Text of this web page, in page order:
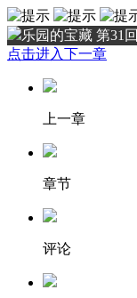
乐园的宝藏 第31回
点击进入下一章
上一章
章节
评论